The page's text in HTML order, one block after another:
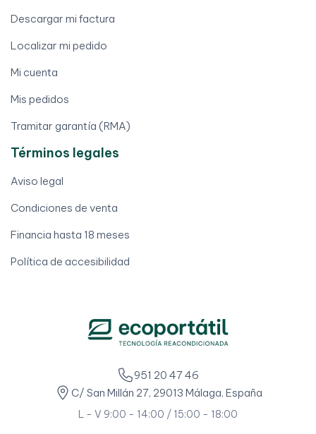
Descargar mi factura
Localizar mi pedido
Mi cuenta
Mis pedidos
Tramitar garantía (RMA)
Términos legales
Aviso legal
Condiciones de venta
Financia hasta 18 meses
Política de accesibilidad
951 20 47 46
C/ San Millán 27, 29013 Málaga, España
L - V 9:00 - 14:00 / 15:00 - 18:00